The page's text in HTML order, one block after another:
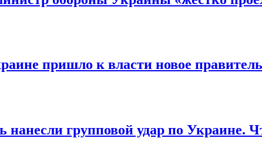
пришло к власти новое
нанесли групповой удар по Украине.